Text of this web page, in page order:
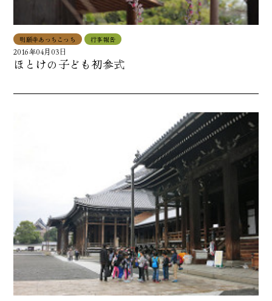
明願寺あっちこっち 行事報告
2016年04月03日
ほとけの子ども初参式